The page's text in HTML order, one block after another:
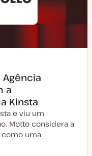
a
Kinsta
e viu um
Motto considera a
como uma